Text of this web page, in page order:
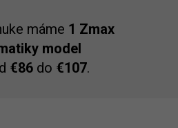
máme 1 Zmax
model
€86do €107.